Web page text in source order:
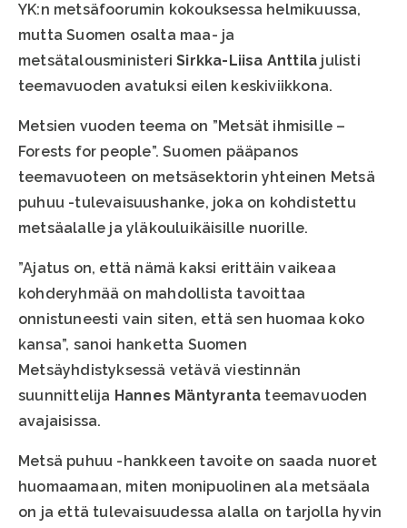
YK:n metsäfoorumin kokouksessa helmikuussa,
mutta Suomen osalta maa- ja
metsätalousministeriSirkka-Liisa Anttila julisti
teemavuoden avatuksi eilen keskiviikkona.
Metsien vuoden teema on ”Metsät ihmisille –
Forests for people”. Suomen pääpanos
teemavuoteen on metsäsektorin yhteinen Metsä
puhuu -tulevaisuushanke, joka on kohdistettu
metsäalalle ja yläkouluikäisille nuorille.
”Ajatus on, että nämä kaksi erittäin vaikeaa
kohderyhmää on mahdollista tavoittaa
onnistuneesti vain siten, että sen huomaa koko
kansa”, sanoi hanketta Suomen
Metsäyhdistyksessä vetävä viestinnän
suunnittelija Hannes Mäntyranta teemavuoden
avajaisissa.
Metsä puhuu -hankkeen tavoite on saada nuoret
huomaamaan, miten monipuolinen ala metsäala
on ja että tulevaisuudessa alalla on tarjolla hyvin